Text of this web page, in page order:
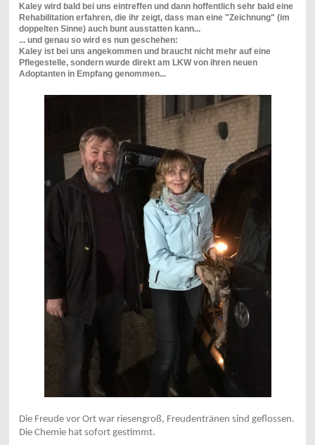
Kaley wird bald bei uns eintreffen und dann hoffentlich sehr bald eine
Rehabilitation erfahren, die ihr zeigt, dass man eine "Zeichnung" (im
doppelten Sinne) auch bunt ausstatten kann...
... und genau so wird es nun geschehen:
Kaley ist bei uns angekommen und braucht nicht mehr auf eine
Pflegestelle, sondern wurde direkt am LKW von ihren neuen
Adoptanten in Empfang genommen...
Die Freude vor Ort war riesengroß, Freudentränen sind geflossen.
Die Chemie hat sofort gestimmt.